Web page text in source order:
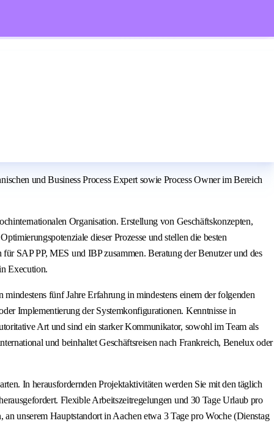
und Business Process Expert sowie Process Owner im Bereich
Organisation. Erstellung von Geschäftskonzepten,
dieser Prozesse und stellen die besten
SAP PP, MES und IBP zusammen. Beratung der Benutzer und des
Execution.
fünf Jahre Erfahrung in mindestens einem der folgenden
Implementierung der Systemkonfigurationen. Kenntnisse in
Art und sind ein starker Kommunikator, sowohl im Team als
und beinhaltet Geschäftsreisen nach Frankreich, Benelux oder
In herausfordernden Projektaktivitäten werden Sie mit den täglich
Flexible Arbeitszeitregelungen und 30 Tage Urlaub pro
unserem Hauptstandort in Aachen etwa 3 Tage pro Woche (Dienstag